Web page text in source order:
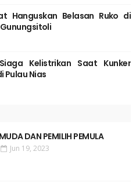
Hanguskan Belasan Ruko di
Kelistrikan Saat Kunker
Pulau Nias
DAN PEMILIH PEMULA
Jun 19, 2023